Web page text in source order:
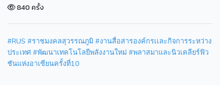
840 ครั้ง
#RUS #ราชมงคลสุวรรณภูมิ #งานสื่อสารองค์กรเเละกิจการระหว่าง
ประเทศ #พัฒนาเทคโนโลยีพลังงานใหม่ #พลาสมาและนิวเคลียร์ฟิว
ชันแห่งอาเซียนครั้งที่10